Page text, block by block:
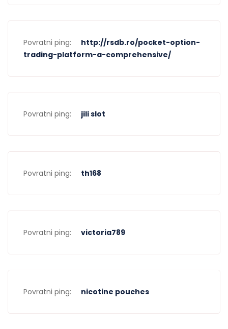
Povratni ping:
http://rsdb.ro/pocket-option-
trading-platform-a-comprehensive/
Povratni ping: jili slot
Povratni ping: th168
Povratni ping: victoria789
Povratni ping: nicotine pouches